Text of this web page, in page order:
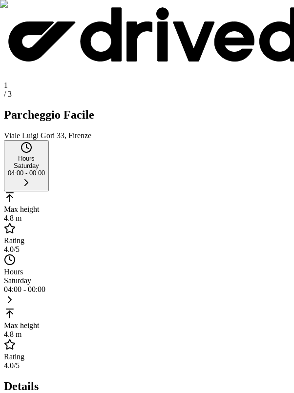
1
/3
Parcheggio Facile
Viale Luigi Gori 33, Firenze
Hours
Saturday
04:00 - 00:00
Max height
4.8 m
Rating
4.0/5
Hours
Saturday
04:00 - 00:00
Max height
4.8 m
Rating
4.0/5
Details